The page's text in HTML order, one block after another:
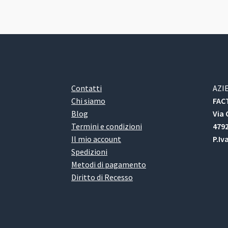
Contatti
Chi siamo
Blog
Termini e condizioni
Il mio account
Spedizioni
Metodi di pagamento
Diritto di Recesso
Via